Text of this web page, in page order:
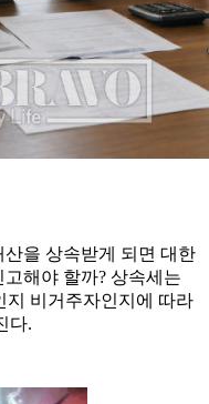
을 상속받게 되면 대한
해야 할까? 상속세는
지 비거주자인지에 따라
다.